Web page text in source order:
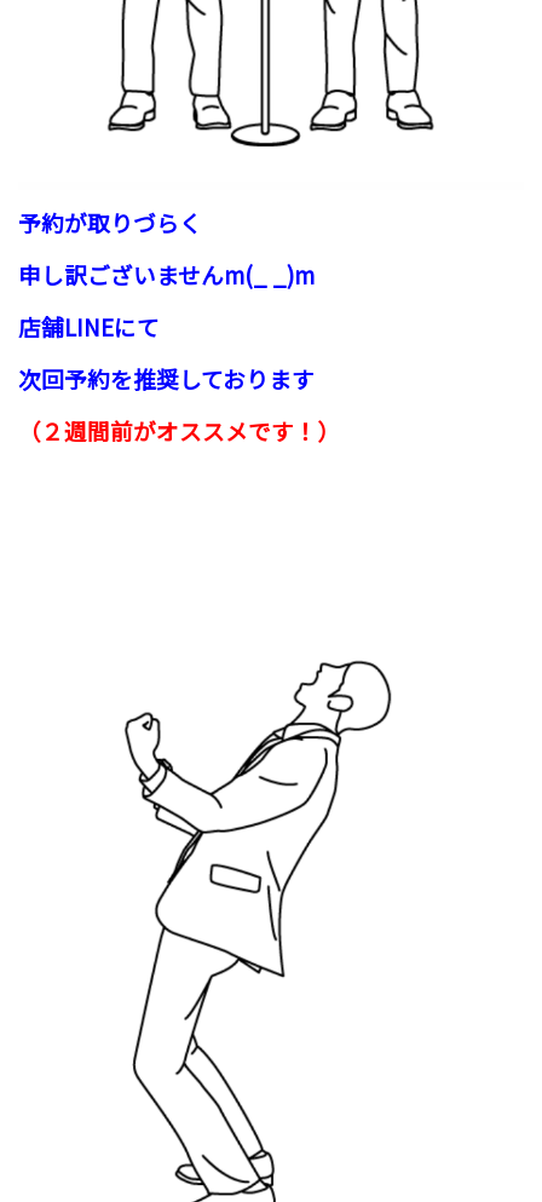
予約が取りづらく
申し訳ございませんm(_ _)m
店舗LINEにて
次回予約を推奨しております
（２週間前がオススメです！）